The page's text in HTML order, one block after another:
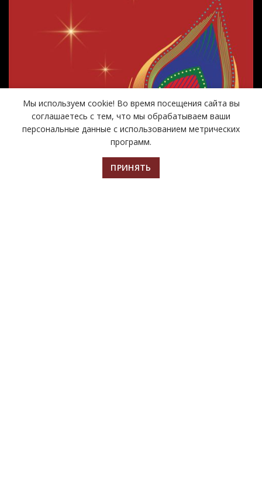
Билеты Афиша
Мы используем cookie! Во время посещения сайта вы
соглашаетесь с тем, что мы обрабатываем ваши
персональные данные с использованием метрических
программ.
ПРИНЯТЬ